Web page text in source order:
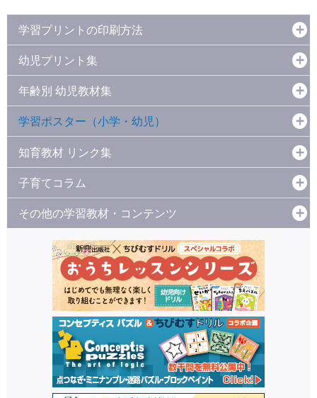
学習プリントの印刷方法
幼児プリント集
年齢別 幼児教材集
学習ポスター（小学・幼児）
知育教材 リンク集
子育てコラム
その他の学習教材・コンテンツ